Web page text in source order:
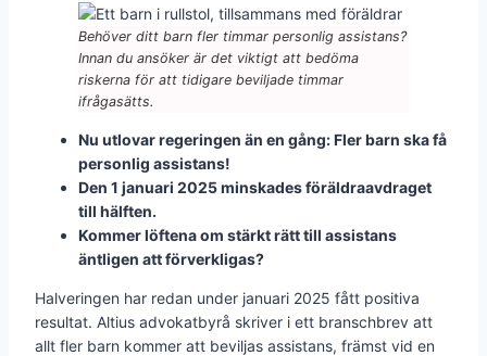
Behöver ditt barn fler timmar personlig assistans?
Innan du ansöker är det viktigt att bedöma
riskerna för att tidigare beviljade timmar
ifrågasätts.
Nu utlovar regeringen än en gång: Fler barn ska få
personlig assistans!
Den 1 januari 2025 minskades föräldraavdraget
till hälften.
Kommer löftena om stärkt rätt till assistans
äntligen att förverkligas?
Halveringen har redan under januari 2025 fått positiva
resultat. Altius advokatbyrå skriver i ett branschbrev att
allt fler barn kommer att beviljas assistans, främst vid en